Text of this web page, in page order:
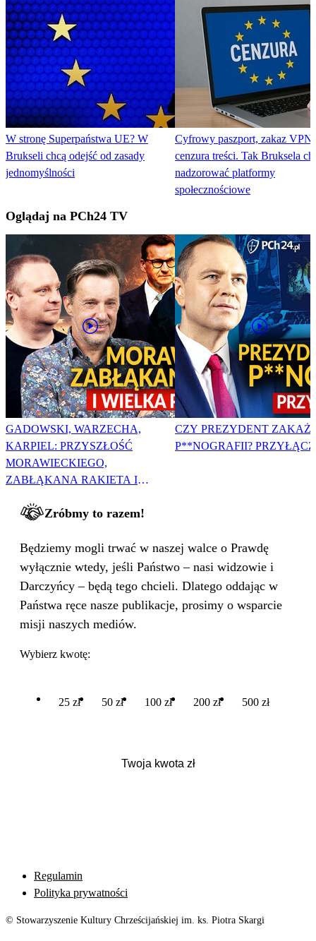
W stronę Superpaństwa UE? W
Brukseli chcą odejść od zasady
jednomyślności
Cyfrowy paszport, zakaz VPN
cenzura treści. Tak Bruksela
nadzorować platformy
społecznościowe
Oglądaj na PCh24 TV
GADOWSKI, WARZECHA,
KARPIEL: PRZYSZŁOŚĆ
MORAWIECKIEGO,
ZABŁĄKANA RAKIETA I
CZY PREZYDENT
P**NOGRAFII?
Zróbmy to razem!
Będziemy mogli trwać w naszej walce o Prawdę
wyłącznie wtedy, jeśli Państwo – nasi widzowie i
Darczyńcy – będą tego chcieli. Dlatego oddając w
Państwa ręce nasze publikacje, prosimy o wsparcie
misji naszych mediów.
Wybierz kwotę:
25 zł 50 zł 100 zł 200 zł 500 zł
Regulamin
Polityka prywatności
© Stowarzyszenie Kultury Chrześcijańskiej im. ks. Piotra Skargi